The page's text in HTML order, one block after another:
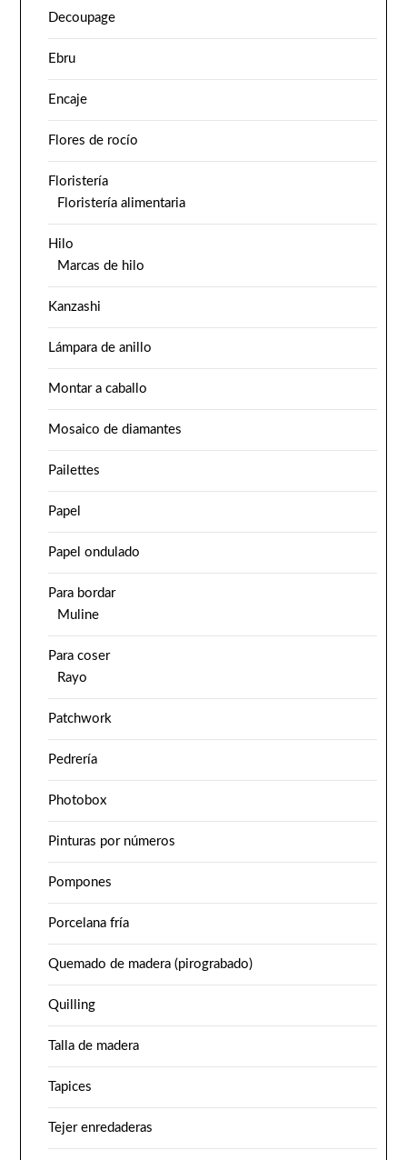
Decoupage
Ebru
Encaje
Flores de rocío
Floristería
Floristería alimentaria
Hilo
Marcas de hilo
Kanzashi
Lámpara de anillo
Montar a caballo
Mosaico de diamantes
Pailettes
Papel
Papel ondulado
Para bordar
Muline
Para coser
Rayo
Patchwork
Pedrería
Photobox
Pinturas por números
Pompones
Porcelana fría
Quemado de madera (pirograbado)
Quilling
Talla de madera
Tapices
Tejer enredaderas